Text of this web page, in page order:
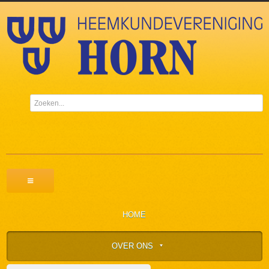
HOME
OVER ONS